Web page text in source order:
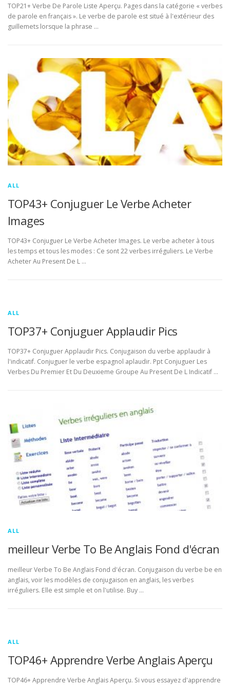
TOP21+ Verbe De Parole Liste Aperçu. Pages dans la catégorie « verbes
de parole en français ». Le verbe de parole est situé à l'extérieur des
guillemets lorsque la phrase …
ALL
TOP43+ Conjuguer Le Verbe Acheter
Images
TOP43+ Conjuguer Le Verbe Acheter Images. Le verbe acheter à tous
les temps et tous les modes : Ce sont 22 verbes irréguliers. Le Verbe
Acheter Au Present De L …
ALL
TOP37+ Conjuguer Applaudir Pics
TOP37+ Conjuguer Applaudir Pics. Conjugaison du verbe applaudir à
l'indicatif. Conjuguer le verbe espagnol aplaudir. Ppt Conjuguer Les
Verbes Du Premier Et Du Deuxieme Groupe Au Present De L Indicatif …
ALL
meilleur Verbe To Be Anglais Fond d'écran
meilleur Verbe To Be Anglais Fond d'écran. Conjugaison du verbe be en
anglais, voir les modèles de conjugaison en anglais, les verbes
irréguliers. Elle est simple et on l'utilise. Buy …
ALL
TOP46+ Apprendre Verbe Anglais Aperçu
TOP46+ Apprendre Verbe Anglais Aperçu. Si vous essayez d'apprendre